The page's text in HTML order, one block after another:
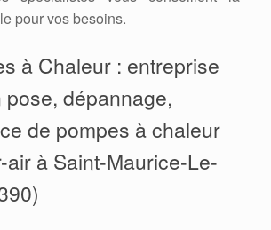
pour vos besoins.
à Chaleur : entreprise
dépannage,
de pompes à chaleur
air à Saint-Maurice-Le-